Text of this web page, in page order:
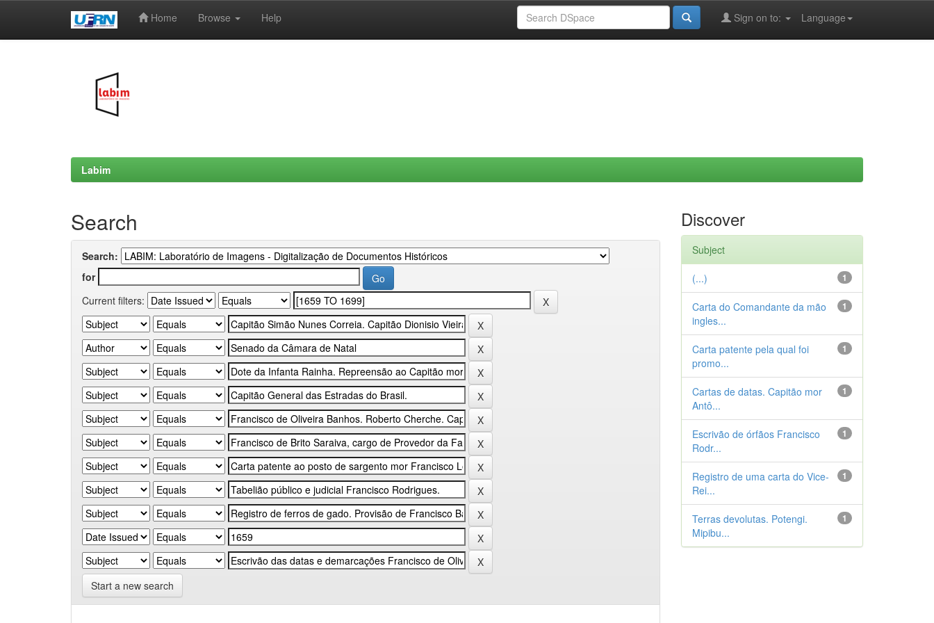
Home Browse Help Language
Sign on to:
Labim
Search
Search:
for
Current filters:
Start a new search
Discover
Subject
1
(...)
1
Carta do Comandante da mão
ingles...
1
Carta patente pela qual foi
promo...
1
Cartas de datas. Capitão mor
Antô...
1
Escrivão de órfãos Francisco
Rodr...
1
Registro de uma carta do Vice-
Rei...
1
Terras devolutas. Potengi.
Mipibu...